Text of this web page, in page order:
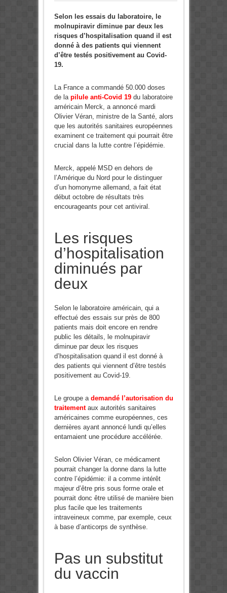
Selon les essais du laboratoire, le
molnupiravir diminue par deux les
risques d’hospitalisation quand il est
donné à des patients qui viennent
d’être testés positivement au Covid-
19.
La France a commandé 50.000 doses
de la pilule anti-Covid 19du laboratoire
américain Merck, a annoncé mardi
Olivier Véran, ministre de la Santé, alors
que les autorités sanitaires européennes
examinent ce traitement qui pourrait être
crucial dans la lutte contre l’épidémie.
Merck, appelé MSD en dehors de
l’Amérique du Nord pour le distinguer
d’un homonyme allemand, a fait état
début octobre de résultats très
encourageants pour cet antiviral.
Les risques
d’hospitalisation
diminués par
deux
Selon le laboratoire américain, qui a
effectué des essais sur près de 800
patients mais doit encore en rendre
public les détails, le molnupiravir
diminue par deux les risques
d’hospitalisation quand il est donné à
des patients qui viennent d’être testés
positivement au Covid-19.
Le groupe a demandé l’autorisation du
traitementaux autorités sanitaires
américaines comme européennes, ces
dernières ayant annoncé lundi qu’elles
entamaient une procédure accélérée.
Selon Olivier Véran, ce médicament
pourrait changer la donne dans la lutte
contre l’épidémie: il a comme intérêt
majeur d’être pris sous forme orale et
pourrait donc être utilisé de manière bien
plus facile que les traitements
intraveineux comme, par exemple, ceux
à base d’anticorps de synthèse.
Pas un substitut
du vaccin